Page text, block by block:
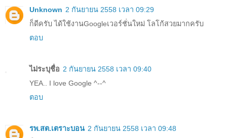
Unknown 2 กันยายน 2558 เวลา 09:29
ก็ดีครับ ได้ใช้งานGoogleเวอร์ชั่นใหม่ โลโก้สวยมากครับ
ตอบ
ไม่ระบุชื่อ 2 กันยายน 2558 เวลา 09:40
YEA.. I love Google ^--^
ตอบ
รพ.สต.เตราะบอน 2 กันยายน 2558 เวลา 09:48